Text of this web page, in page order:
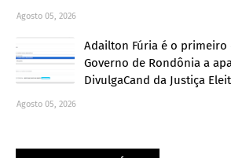
Agosto 05, 2026
Adailton Fúria é o primeiro
Governo de Rondônia a
DivulgaCand da Justiça
Agosto 05, 2026